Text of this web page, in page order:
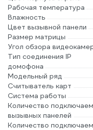
Рабочая температура
Влажность
Цвет вызывной панели
Размер матрицы
Угол обзора
Тип соединения IP
домофона
Модельный ряд
Считыватель карт
Система работы
Количество
вызывных панелей
Количество